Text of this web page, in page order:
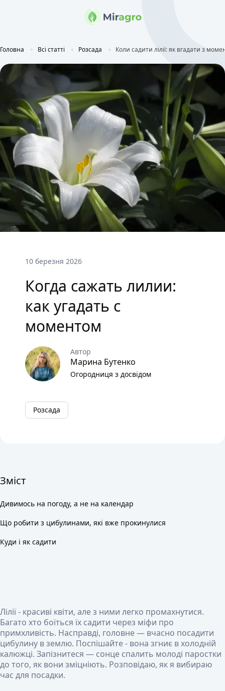
Головна Всі статті Розсада Коли садити лілії: як вгадати з
10 березня 2026
Когда сажать лилии:
как угадать с
моментом
Автор
Марина Бутенко
Огородниця з досвідом
Розсада
Зміст
Дивимось на погоду, а не на календар
Що робити з цибулинами, які вже прокинулися
Куди і як садити
Лілії - красиві квіти, але з ними легко промахнутися.
Багато хто боїться їх садити через міфи про
примхливість. Насправді, головне — вчасно посадити
цибулину в землю. Поспішайте - вона згниє в холодній
калюжці. Запізнитеся — сонце спалить молоді паростки
до того, як вони зміцніють. Розповідаю, як я вибираю
час для посадки.